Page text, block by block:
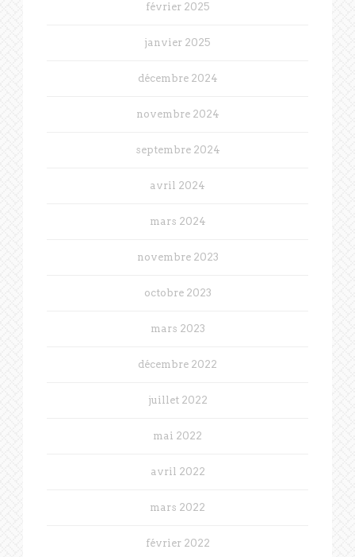
février 2025
janvier 2025
décembre 2024
novembre 2024
septembre 2024
avril 2024
mars 2024
novembre 2023
octobre 2023
mars 2023
décembre 2022
juillet 2022
mai 2022
avril 2022
mars 2022
février 2022